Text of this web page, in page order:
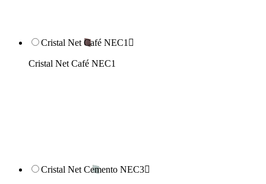
Cristal Net Café NEC1 
Cristal Net Café NEC1
Cristal Net Cemento NEC3